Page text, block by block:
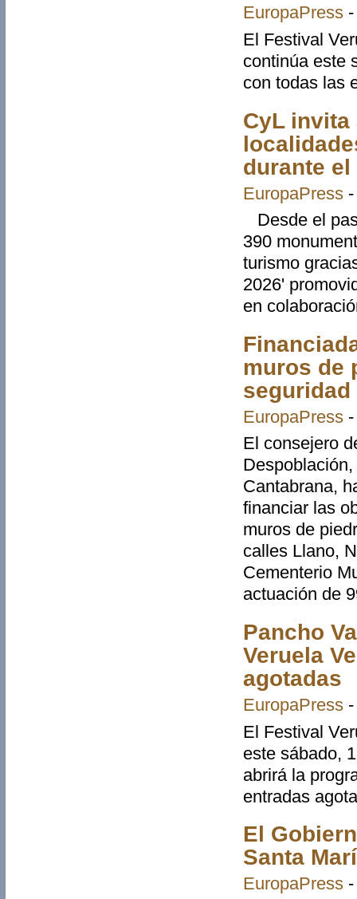
EuropaPress
El Festival
continúa este
con todas las
CyL invita
durante el
EuropaPress
Desde el
390
turismo
2026'
en
muros de
EuropaPress
El consejero
Cantabrana,
financiar las
muros de
calles Llano,
Cementerio
actuación de
Pancho
Veruela
agotadas
EuropaPress
El Festival
este sábado,
abrirá la
entradas
El
Santa
EuropaPress